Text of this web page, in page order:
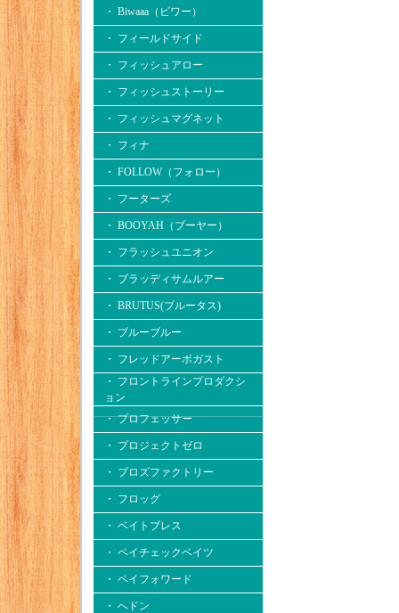
・ Biwaaa（ビワー）
・ フィールドサイド
・ フィッシュアロー
・ フィッシュストーリー
・ フィッシュマグネット
・ フィナ
・ FOLLOW（フォロー）
・ フーターズ
・ BOOYAH（ブーヤー）
・ フラッシュユニオン
・ ブラッディサムルアー
・ BRUTUS(ブルータス)
・ ブルーブルー
・ フレッドアーボガスト
・ フロントラインプロダクシ
ョン
・ プロフェッサー
・ プロジェクトゼロ
・ プロズファクトリー
・ フロッグ
・ ベイトブレス
・ ペイチェックベイツ
・ ペイフォワード
・ へドン